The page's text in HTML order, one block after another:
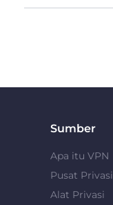
Sumber
Apa itu VPN
Pusat Privasi
Alat Privasi